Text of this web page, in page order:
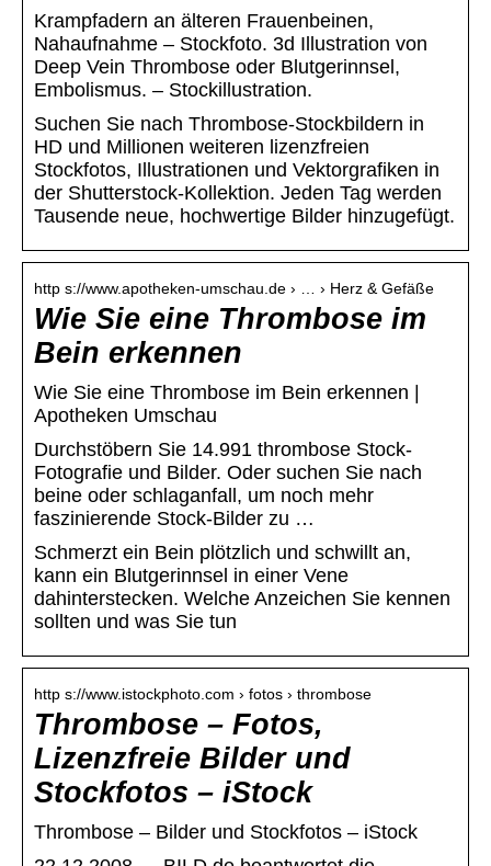
Krampfadern an älteren Frauenbeinen,
Nahaufnahme – Stockfoto. 3d Illustration von
Deep Vein Thrombose oder Blutgerinnsel,
Embolismus. – Stockillustration.
Suchen Sie nach Thrombose-Stockbildern in
HD und Millionen weiteren lizenzfreien
Stockfotos, Illustrationen und Vektorgrafiken in
der Shutterstock-Kollektion. Jeden Tag werden
Tausende neue, hochwertige Bilder hinzugefügt.
http s://www.apotheken-umschau.de › … › Herz & Gefäße
Wie Sie eine Thrombose im
Bein erkennen
Wie Sie eine Thrombose im Bein erkennen |
Apotheken Umschau
Durchstöbern Sie 14.991 thrombose Stock-
Fotografie und Bilder. Oder suchen Sie nach
beine oder schlaganfall, um noch mehr
faszinierende Stock-Bilder zu …
Schmerzt ein Bein plötzlich und schwillt an,
kann ein Blutgerinnsel in einer Vene
dahinterstecken. Welche Anzeichen Sie kennen
sollten und was Sie tun
http s://www.istockphoto.com › fotos › thrombose
Thrombose – Fotos,
Lizenzfreie Bilder und
Stockfotos – iStock
Thrombose – Bilder und Stockfotos – iStock